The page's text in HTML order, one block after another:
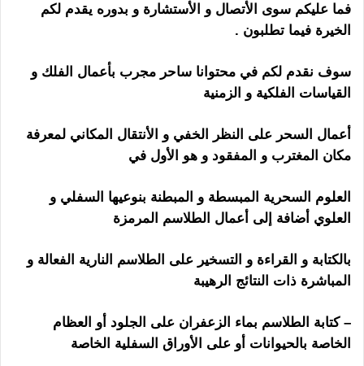
فما عليكم سوى الأتصال و الأستشارة و بدوره يقدم لكم
الخيرة فيما تطلبون .
سوف نقدم لكم في محتوانا ساحر مجرب بأعمال الفلك و
القياسات الفلكية و الزمنية
أعمال السحر على النظر الخفي و الأنتقال المكاني لمعرفة
مكان المغترب و المفقود و هو الأول في
العلوم السحرية المبسطة و المبطنة بنوعيها السفلي و
العلوي أضافة إلى أعمال الطلاسم المرمزة
بالكتابة و القراءة و التسخير على الطلاسم النارية الفعالة و
المباشرة ذات النتائج الرهيبة
– كتابة الطلاسم بماء الزعفران على الجلود أو العظام
الخاصة بالحيوانات أو على الأوراق السفلية الخاصة